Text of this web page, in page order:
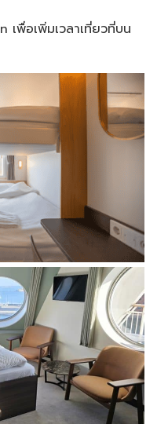
เพื่อเพิ่มเวลาเที่ยวที่บน